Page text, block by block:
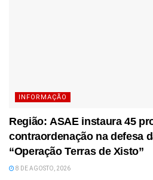
INFORMAÇÃO
Região: ASAE instaura 45
contraordenação na defesa
“Operação Terras de Xisto”
8 DE AGOSTO, 2026